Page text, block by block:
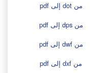
من dot إلى pdf
من dps إلى pdf
من dwf إلى pdf
من dxf إلى pdf